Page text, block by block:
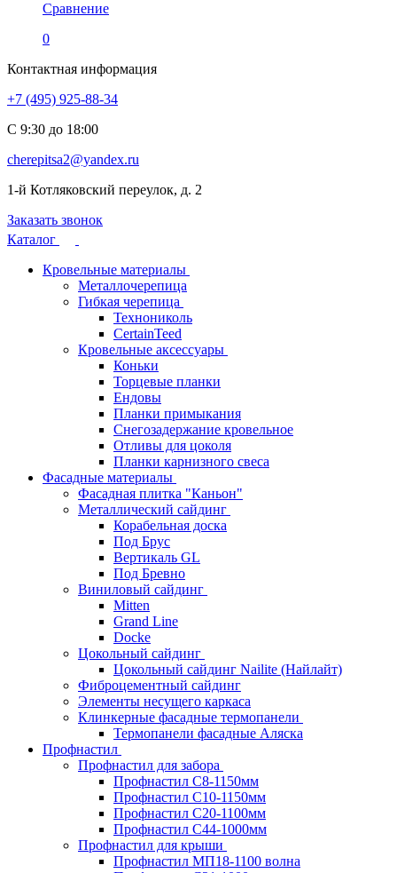
Сравнение
0
Контактная информация
+7 (495) 925-88-34
С 9:30 до 18:00
cherepitsa2@yandex.ru
1-й Котляковский переулок, д. 2
Заказать звонок
Каталог
Кровельные материалы
Металлочерепица
Гибкая черепица
Технониколь
CertainTeed
Кровельные аксессуары
Коньки
Торцевые планки
Ендовы
Планки примыкания
Снегозадержание кровельное
Отливы для цоколя
Планки карнизного свеса
Фасадные материалы
Фасадная плитка "Каньон"
Металлический сайдинг
Корабельная доска
Под Брус
Вертикаль GL
Под Бревно
Виниловый сайдинг
Mitten
Grand Line
Docke
Цокольный сайдинг
Цокольный сайдинг Nailite (Найлайт)
Фиброцементный сайдинг
Элементы несущего каркаса
Клинкерные фасадные термопанели
Термопанели фасадные Аляска
Профнастил
Профнастил для забора
Профнастил С8-1150мм
Профнастил С10-1150мм
Профнастил С20-1100мм
Профнастил С44-1000мм
Профнастил для крыши
Профнастил МП18-1100 волна